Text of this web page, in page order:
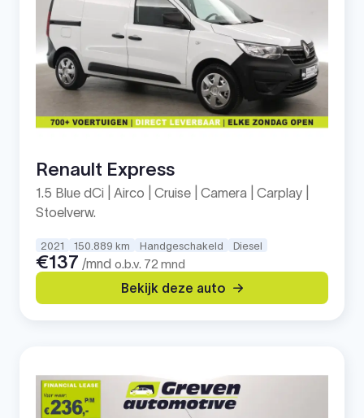
Renault Express
1.5 Blue dCi | Airco | Cruise | Camera | Carplay |
Stoelverw.
2021 150.889 km Handgeschakeld Diesel
€137 /mnd o.b.v. 72 mnd
Bekijk deze auto